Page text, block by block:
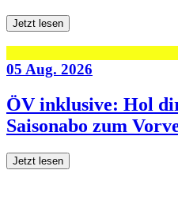
Jetzt lesen
05 Aug. 2026
ÖV inklusive: Hol
Saisonabo zum
Jetzt lesen